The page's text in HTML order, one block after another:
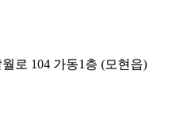
로 104 가동1층 (모현읍)